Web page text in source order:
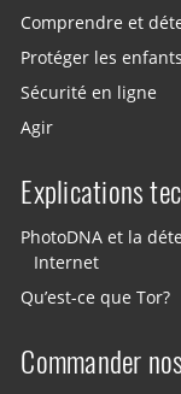
Comprendre et
Protéger les enfants
Sécurité en ligne
Agir
Explications
PhotoDNA et la
Internet
Qu’est-ce que Tor?
Commander